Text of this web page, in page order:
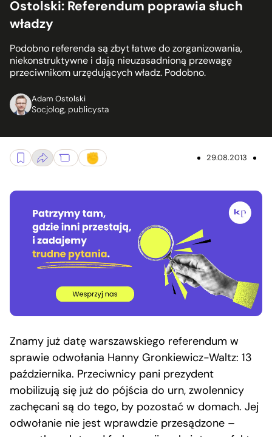
Ostolski: Referendum poprawia słuch
władzy
Podobno referenda są zbyt łatwe do zorganizowania,
niekonstruktywne i dają nieuzasadnioną przewagę
przeciwnikom urzędujących władz. Podobno.
Adam Ostolski
Socjolog, publicysta
29.08.2013
Znamy już datę warszawskiego referendum w
sprawie odwołania Hanny Gronkiewicz-Waltz: 13
października. Przeciwnicy pani prezydent
mobilizują się już do pójścia do urn, zwolennicy
zachęcani są do tego, by pozostać w domach. Jej
odwołanie nie jest wprawdzie przesądzone –